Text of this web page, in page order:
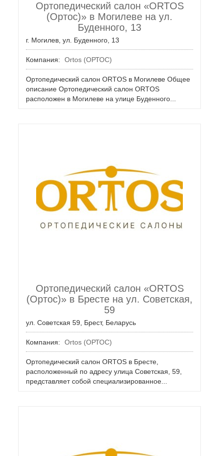
Ортопедический салон «ORTOS
(Ортос)» в Могилеве на ул.
Буденного, 13
г. Могилев, ул. Буденного, 13
Компания: Ortos (ОРТОС)
Ортопедический салон ORTOS в Могилеве Общее
описание Ортопедический салон ORTOS
расположен в Могилеве на улице Буденного...
Ортопедический салон «ORTOS
(Ортос)» в Бресте на ул. Советская,
59
ул. Советская 59, Брест, Беларусь
Компания: Ortos (ОРТОС)
Ортопедический салон ORTOS в Бресте,
расположенный по адресу улица Советская, 59,
представляет собой специализированное...